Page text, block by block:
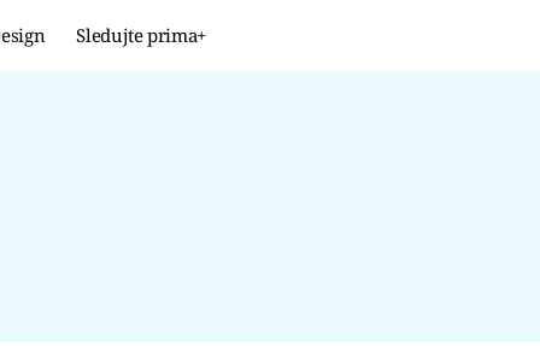
Sledujte prima+